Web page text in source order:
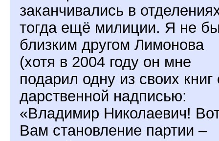
заканчивались в
тогда ещё милиции. Я не
близким другом Лимонова
(хотя в 2004 году он мне
подарил одну из своих книг
дарственной надписью:
«Владимир Николаевич!
Вам становление партии –